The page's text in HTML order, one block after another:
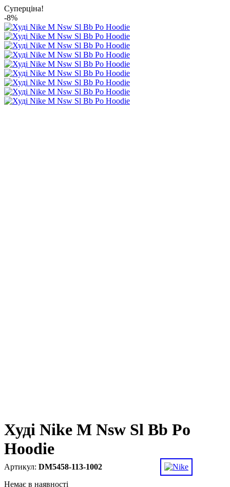
Суперціна!
-8%
Худі Nike M Nsw Sl Bb Po
Hoodie
DM5458-113-1002
Немає в наявності